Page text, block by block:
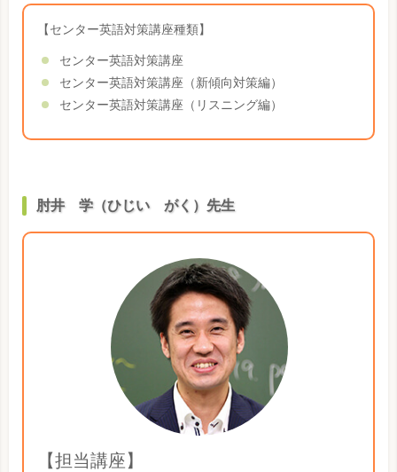
【センター英語対策講座種類】
センター英語対策講座
センター英語対策講座（新傾向対策編）
センター英語対策講座（リスニング編）
肘井 学（ひじい がく）先生
【担当講座】